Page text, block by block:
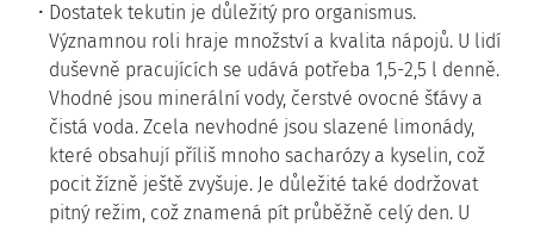
Dostatek tekutin je důležitý pro organismus.
Významnou roli hraje množství a kvalita nápojů. U lidí
duševně pracujících se udává potřeba 1,5-2,5 l denně.
Vhodné jsou minerální vody, čerstvé ovocné šťávy a
čistá voda. Zcela nevhodné jsou slazené limonády,
které obsahují příliš mnoho sacharózy a kyselin, což
pocit žízně ještě zvyšuje. Je důležité také dodržovat
pitný režim, což znamená pít průběžně celý den. U